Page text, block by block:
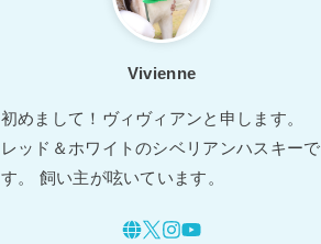
Vivienne
初めまして！ヴィヴィアンと申します。
レッド＆ホワイトのシベリアンハスキーで
す。 飼い主が呟いています。